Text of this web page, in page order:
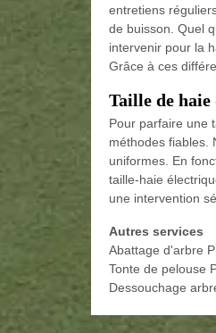
entretiens
de buisson. Quel
intervenir pour la
Grâce à ces
Taille de
Pour parfaire une
méthodes fiables.
uniformes. En
taille-haie
une intervention
Autres services
Abattage d'arbre
Tonte de pelouse
Dessouchage